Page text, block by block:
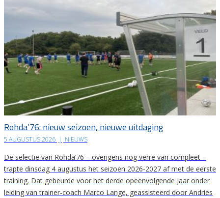
Rohda’76: nieuw seizoen, nieuwe uitdaging
5 AUGUSTUS 2026 | NIEUWS
De selectie van Rohda’76 – overigens nog verre van compleet –
trapte dinsdag 4 augustus het seizoen 2026-2027 af met de eerste
training. Dat gebeurde voor het derde opeenvolgende jaar onder
leiding van trainer-coach Marco Lange, geassisteerd door Andries